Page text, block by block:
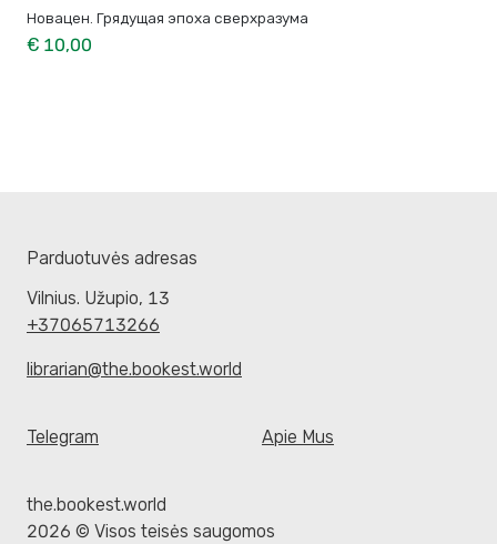
Новацен. Грядущая эпоха сверхразума
€ 10,00
Parduotuvės adresas
Vilnius. Užupio, 13
+37065713266
librarian@the.bookest.world
Telegram Apie Mus
the.bookest.world
2026 © Visos teisės saugomos